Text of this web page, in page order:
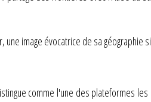
image évocatrice de sa géographie
comme l'une des plateformes